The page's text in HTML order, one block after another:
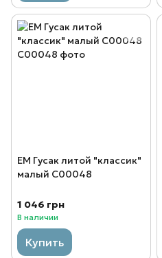
EM Гусак литой "классик"
малый C00048
1 046 грн
В наличии
Купить